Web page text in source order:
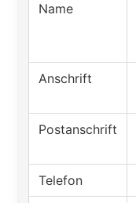
Name
Anschrift
Postanschrift
Telefon